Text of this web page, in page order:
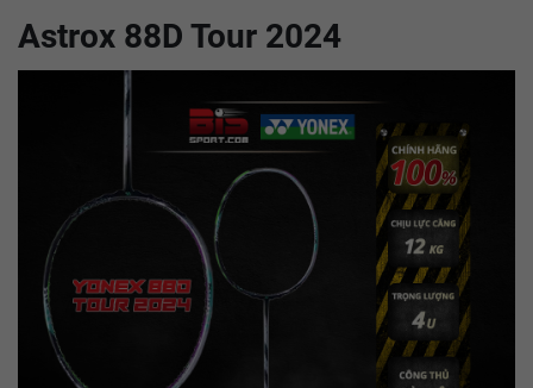
Astrox 88D Tour 2024